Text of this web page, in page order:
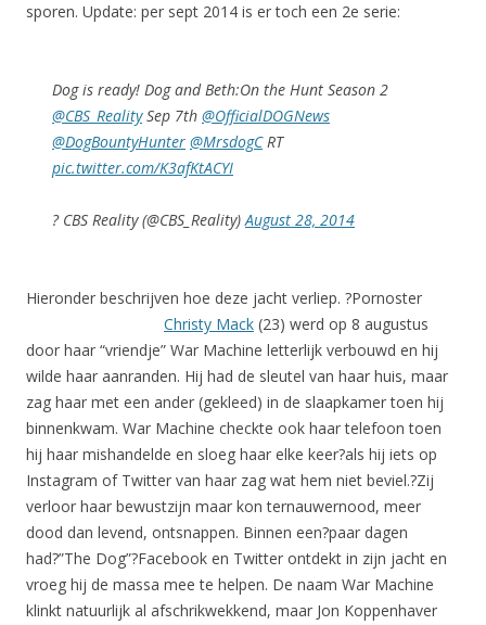
sporen. Update: per sept 2014 is er toch een 2e serie:
Dog is ready! Dog and Beth:On the Hunt Season 2
@CBS_RealitySep 7th @OfficialDOGNews
@DogBountyHunter @MrsdogCRT
pic.twitter.com/K3afKtACYI
? CBS Reality (@CBS_Reality)August 28, 2014
Hieronder beschrijven hoe deze jacht verliep. ?Pornoster
Christy Mack (23) werd op 8 augustus
door haar “vriendje” War Machine letterlijk verbouwd en hij
wilde haar aanranden. Hij had de sleutel van haar huis, maar
zag haar met een ander (gekleed) in de slaapkamer toen hij
binnenkwam. War Machine checkte ook haar telefoon toen
hij haar mishandelde en sloeg haar elke keer?als hij iets op
Instagram of Twitter van haar zag wat hem niet beviel.?Zij
verloor haar bewustzijn maar kon ternauwernood, meer
dood dan levend, ontsnappen. Binnen een?paar dagen
had?”The Dog”?Facebook en Twitter ontdekt in zijn jacht en
vroeg hij de massa mee te helpen. De naam War Machine
klinkt natuurlijk al afschrikwekkend, maar Jon Koppenhaver